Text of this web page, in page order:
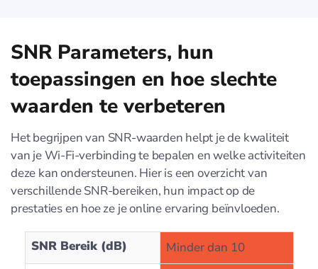
SNR Parameters, hun
toepassingen en hoe slechte
waarden te verbeteren
Het begrijpen van SNR-waarden helpt je de kwaliteit
van je Wi-Fi-verbinding te bepalen en welke activiteiten
deze kan ondersteunen. Hier is een overzicht van
verschillende SNR-bereiken, hun impact op de
prestaties en hoe ze je online ervaring beïnvloeden.
SNR Bereik (dB)
Minder dan 10